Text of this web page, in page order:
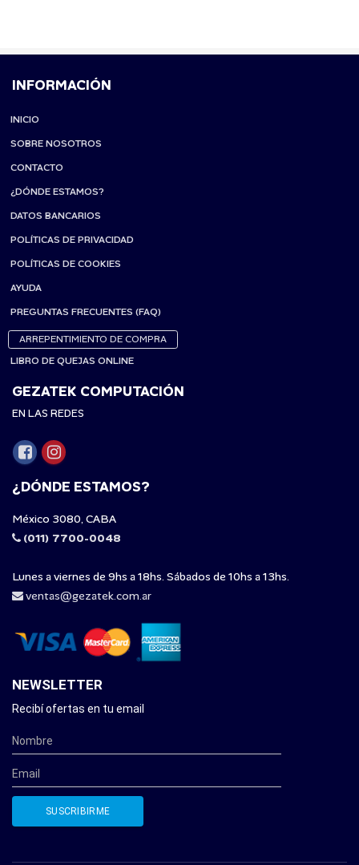
INFORMACIÓN
INICIO
SOBRE NOSOTROS
CONTACTO
¿DÓNDE ESTAMOS?
DATOS BANCARIOS
POLÍTICAS DE PRIVACIDAD
POLÍTICAS DE COOKIES
AYUDA
PREGUNTAS FRECUENTES (FAQ)
ARREPENTIMIENTO DE COMPRA
LIBRO DE QUEJAS ONLINE
GEZATEK COMPUTACIÓN
EN LAS REDES
¿DÓNDE ESTAMOS?
México 3080, CABA
(011) 7700-0048
Lunes a viernes de 9hs a 18hs. Sábados de 10hs a 13hs.
ventas@gezatek.com.ar
NEWSLETTER
Recibí ofertas en tu email